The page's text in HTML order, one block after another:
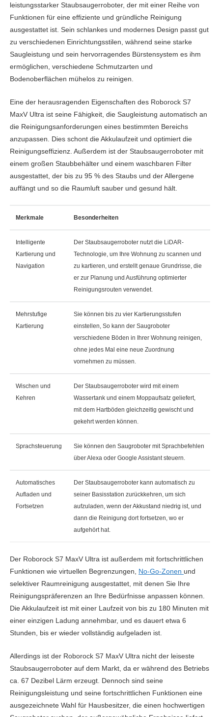
leistungsstarker Staubsaugerroboter, der mit einer Reihe von
Funktionen für eine effiziente und gründliche Reinigung
ausgestattet ist. Sein schlankes und modernes Design passt gut
zu verschiedenen Einrichtungsstilen, während seine starke
Saugleistung und sein hervorragendes Bürstensystem es ihm
ermöglichen, verschiedene Schmutzarten und
Bodenoberflächen mühelos zu reinigen.
Eine der herausragenden Eigenschaften des Roborock S7
MaxV Ultra ist seine Fähigkeit, die Saugleistung automatisch an
die Reinigungsanforderungen eines bestimmten Bereichs
anzupassen. Dies schont die Akkulaufzeit und optimiert die
Reinigungseffizienz. Außerdem ist der Staubsaugerroboter mit
einem großen Staubbehälter und einem waschbaren Filter
ausgestattet, der bis zu 95 % des Staubs und der Allergene
auffängt und so die Raumluft sauber und gesund hält.
Merkmale Besonderheiten
Intelligente
Kartierung und
Navigation
Der Staubsaugerroboter nutzt die LiDAR-
Technologie, um Ihre Wohnung zu scannen und
zu kartieren, und erstellt genaue Grundrisse, die
er zur Planung und Ausführung optimierter
Reinigungsrouten verwendet.
Mehrstufige
Kartierung
Sie können bis zu vier Kartierungsstufen
einstellen, So kann der Saugroboter
verschiedene Böden in Ihrer Wohnung reinigen,
ohne jedes Mal eine neue Zuordnung
vornehmen zu müssen.
Wischen und
Kehren
Der Staubsaugerroboter wird mit einem
Wassertank und einem Moppaufsatz geliefert,
mit dem Hartböden gleichzeitig gewischt und
gekehrt werden können.
Sprachsteuerung
Sie können den Saugroboter mit Sprachbefehlen
über Alexa oder Google Assistant steuern.
Automatisches
Aufladen und
Fortsetzen
Der Staubsaugerroboter kann automatisch zu
seiner Basisstation zurückkehren, um sich
aufzuladen, wenn der Akkustand niedrig ist, und
dann die Reinigung dort fortsetzen, wo er
aufgehört hat.
Der Roborock S7 MaxV Ultra ist außerdem mit fortschrittlichen
Funktionen wie virtuellen Begrenzungen, No-Go-Zonen und
selektiver Raumreinigung ausgestattet, mit denen Sie Ihre
Reinigungspräferenzen an Ihre Bedürfnisse anpassen können.
Die Akkulaufzeit ist mit einer Laufzeit von bis zu 180 Minuten mit
einer einzigen Ladung annehmbar, und es dauert etwa 6
Stunden, bis er wieder vollständig aufgeladen ist.
Allerdings ist der Roborock S7 MaxV Ultra nicht der leiseste
Staubsaugerroboter auf dem Markt, da er während des Betriebs
ca. 67 Dezibel Lärm erzeugt. Dennoch sind seine
Reinigungsleistung und seine fortschrittlichen Funktionen eine
ausgezeichnete Wahl für Hausbesitzer, die einen hochwertigen